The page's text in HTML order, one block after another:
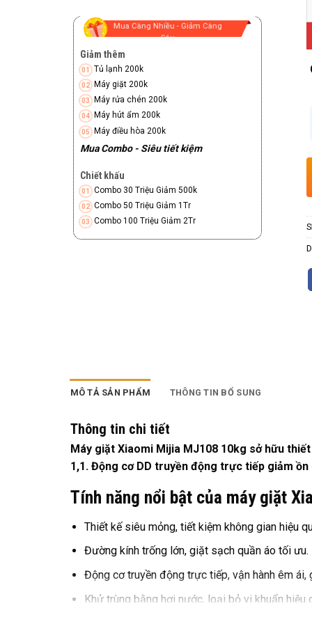
Mua Càng Nhiều - Giảm Càng
Sâu
Giảm thêm
Tủ lạnh 200k
Máy giặt 200k
Máy rửa chén 200k
Máy hút ẩm 200k
Máy điều hòa 200k
Mua Combo - Siêu tiết kiệm
Chiết khấu
Combo 30 Triệu Giảm 500k
Combo 50 Triệu Giảm 1Tr
Combo 100 Triệu Giảm 2Tr
MÔ TẢ SẢN PHẨM THÔNG TIN BỔ SUNG
Thông tin chi tiết
Máy giặt Xiaomi Mijia MJ108 10kg sở hữu
1,1. Động cơ DD truyền động trực tiếp giảm
Tính năng nổi bật của máy giặt
Thiết kế siêu mỏng, tiết kiệm không gian hiệu
Đường kính trống lớn, giặt sạch quần áo tối ưu.
Động cơ truyền động trực tiếp, vận hành êm ái,
Khử trùng bằng hơi nước, loại bỏ vi khuẩn hiệu